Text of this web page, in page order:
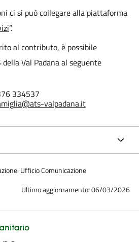
ci si può collegare alla piattaforma
”.
al contributo, è possibile
Val Padana al seguente
334537
valpadana.it
Ufficio Comunicazione
Ultimo aggiornamento: 06/03/2026